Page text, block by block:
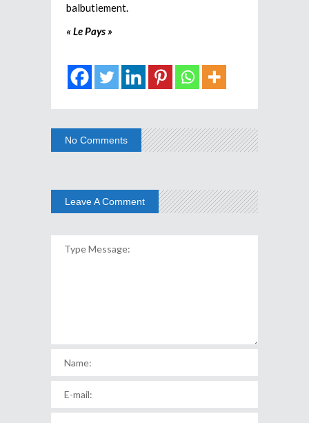
balbutiement.
« Le Pays »
No Comments
Leave A Comment